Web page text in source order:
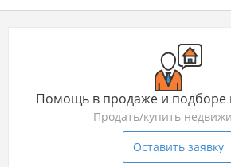
Помощь в продаже и подборе
Продать/купить
Оставить заявку